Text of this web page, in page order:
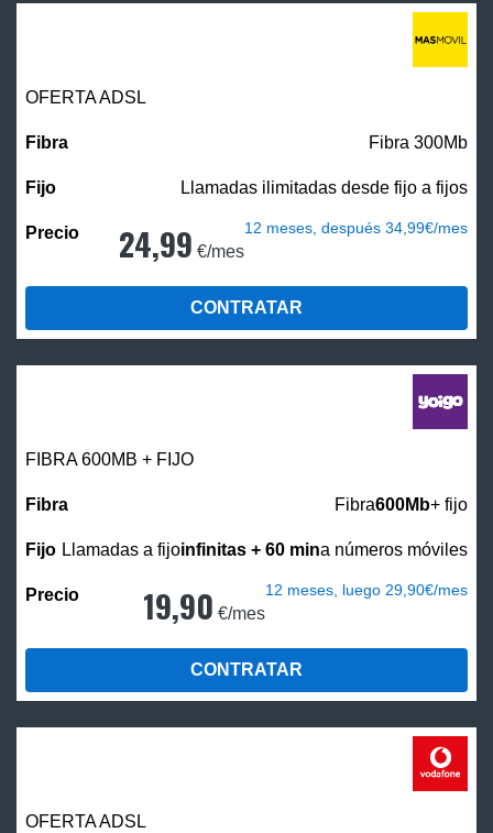
OFERTA ADSL
Fibra 300Mb
Llamadas ilimitadas desde fijo a fijos
24,99 €/mes
12 meses, después 34,99€/mes
CONTRATAR
FIBRA 600MB + FIJO
Fibra600Mb+ fijo
Llamadas a fijoinfinitas + 60 mina números móviles
19,90 €/mes
12 meses, luego 29,90€/mes
CONTRATAR
OFERTA ADSL